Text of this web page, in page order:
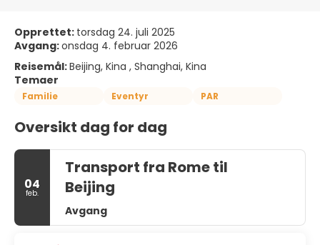
Opprettet: torsdag 24. juli 2025
Avgang:onsdag 4. februar 2026
Reisemål:Beijing, Kina , Shanghai, Kina
Temaer
Familie Eventyr PAR
Oversikt dag for dag
04
feb.
Transport fra Rome til
Beijing
Avgang